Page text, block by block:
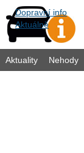
Dopravní info
Aktuálně
Aktuality Nehody